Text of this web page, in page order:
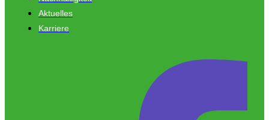
Aktuelles
Karriere